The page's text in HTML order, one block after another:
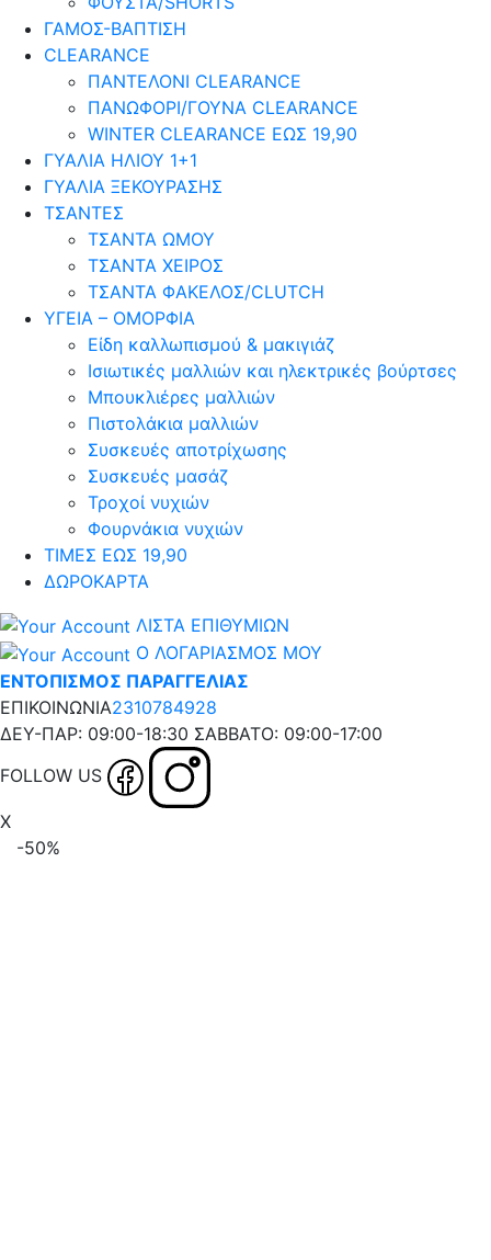
ΓΑΜΟΣ-ΒΑΠΤΙΣΗ
CLEARANCE
ΠΑΝΤΕΛΟΝΙ CLEARANCE
ΠΑΝΩΦΟΡΙ/ΓΟΥΝΑ CLEARANCE
WINTER CLEARANCE ΕΩΣ 19,90
ΓΥΑΛΙΑ ΗΛΙΟΥ 1+1
ΓΥΑΛΙΑ ΞΕΚΟΥΡΑΣΗΣ
ΤΣΑΝΤΕΣ
ΤΣΑΝΤΑ ΩΜΟΥ
ΤΣΑΝΤΑ ΧΕΙΡΟΣ
ΤΣΑΝΤΑ ΦΑΚΕΛΟΣ/CLUTCH
ΥΓΕΙΑ – ΟΜΟΡΦΙΑ
Είδη καλλωπισμού & μακιγιάζ
Ισιωτικές μαλλιών και ηλεκτρικές βούρτσες
Μπουκλιέρες μαλλιών
Πιστολάκια μαλλιών
Συσκευές αποτρίχωσης
Συσκευές μασάζ
Τροχοί νυχιών
Φουρνάκια νυχιών
ΤΙΜΕΣ ΕΩΣ 19,90
ΔΩΡΟΚΑΡΤΑ
ΛΙΣΤΑ ΕΠΙΘΥΜΙΩΝ
Ο ΛΟΓΑΡΙΑΣΜΟΣ ΜΟΥ
ΕΝΤΟΠΙΣΜΟΣ ΠΑΡΑΓΓΕΛΙΑΣ
ΕΠΙΚΟΙΝΩΝΙΑ2310784928
ΔΕΥ-ΠΑΡ: 09:00-18:30 ΣΑΒΒΑΤΟ: 09:00-17:00
FOLLOW US
X
-50%